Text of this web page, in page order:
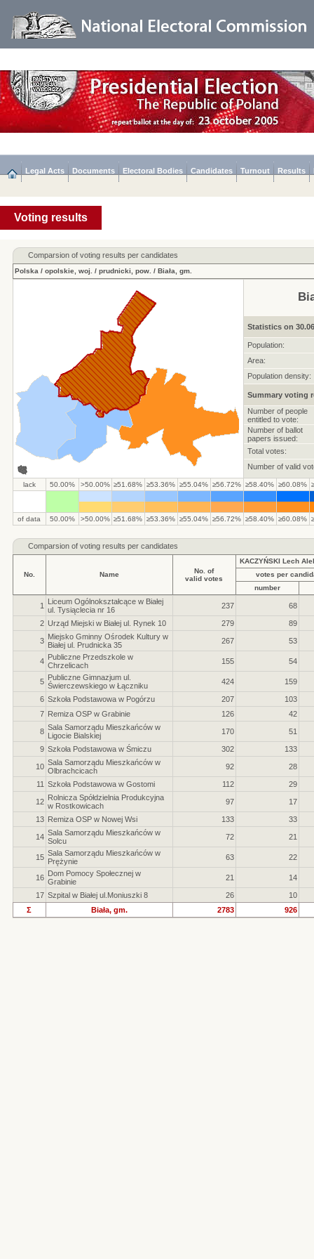
Legal Acts Documents Electoral Bodies Candidates Turnout Results
Voting results
Comparsion of voting results per candidates
Polska / opolskie, woj. / prudnicki, pow. / Biała, gm.
Statistics on
Population:
Area:
Population density:
Summary voting
Number of people
entitled to vote:
Number of ballot
papers issued:
Total votes:
Number of valid
lack 50.00% >50.00% ≥51.68% ≥53.36% ≥55.04% ≥56.72% ≥58.40% ≥60.08%
of data 50.00% >50.00% ≥51.68% ≥53.36% ≥55.04% ≥56.72% ≥58.40% ≥60.08%
Comparsion of voting results per candidates
No. Name
No. of
valid votes
KACZYŃSKI Lech
votes per
number
1
Liceum Ogólnokształcące w Białej
ul. Tysiąclecia nr 16
237 68
2 Urząd Miejski w Białej ul. Rynek 10 279 89
3 Miejsko Gminny Ośrodek Kultury w
Białej ul. Prudnicka 35
267 53
4 Publiczne Przedszkole w
Chrzelicach
155 54
5 Publiczne Gimnazjum ul.
Świerczewskiego w Łączniku
424 159
6 Szkoła Podstawowa w Pogórzu 207
103
7 Remiza OSP w Grabinie 126 42
8 Sala Samorządu Mieszkańców w
Ligocie Bialskiej
170 51
9 Szkoła Podstawowa w Śmiczu 302 133
10 Sala Samorządu Mieszkańców w
Olbrachcicach
92 28
11 Szkoła Podstawowa w Gostomi 112 29
12 Rolnicza Spółdzielnia Produkcyjna
w Rostkowicach
97 17
13 Remiza OSP w Nowej Wsi 133 33
14 Sala Samorządu Mieszkańców w
Solcu
72 21
15 Sala Samorządu Mieszkańców w
Prężynie
63 22
16 Dom Pomocy Społecznej w
Grabinie
21 14
17 Szpital w Białej ul.Moniuszki 8 26
10
Σ
Biała, gm. 2783 926